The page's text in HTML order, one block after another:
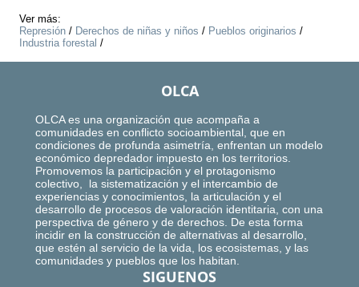
Ver más:
Represión / Derechos de niñas y niños / Pueblos originarios /
Industria forestal /
OLCA
OLCA es una organización que acompaña a
comunidades en conflicto socioambiental, que en
condiciones de profunda asimetría, enfrentan un modelo
económico depredador impuesto en los territorios.
Promovemos la participación y el protagonismo
colectivo, la sistematización y el intercambio de
experiencias y conocimientos, la articulación y el
desarrollo de procesos de valoración identitaria, con una
perspectiva de género y de derechos. De esta forma
incidir en la construcción de alternativas al desarrollo,
que estén al servicio de la vida, los ecosistemas, y las
comunidades y pueblos que los habitan.
SIGUENOS